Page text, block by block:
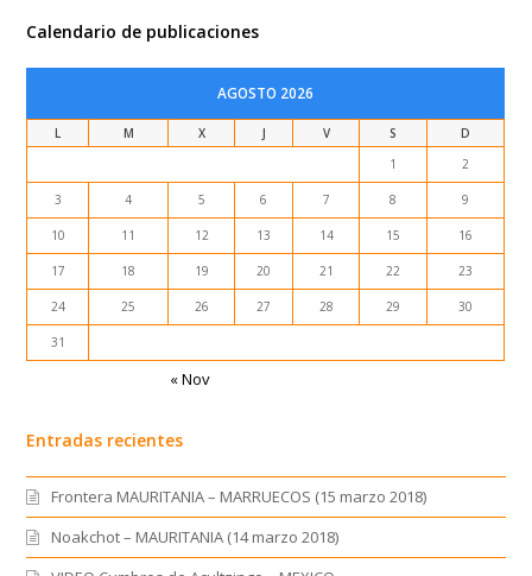
L M X
1
2
6
10 11 12 13 14 15 16
22 23
24 25 26 27 28 29 30
31
« Nov
Entradas recientes
Noakchot – MAURITANIA (14 marzo 2018)
VIDEO Cumbres de Acultzingo – MEXICO
Lago Rosa – SENEGAL (12 marzo 2018)
Dakar (2ª parte) – SENEGAL (11/marzo/2018)